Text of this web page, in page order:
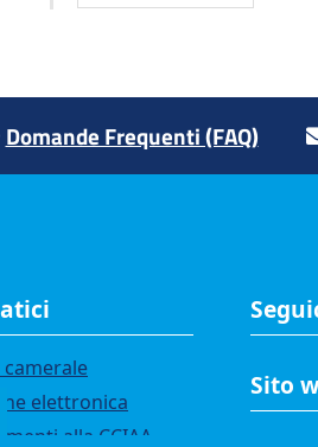
Domande Frequenti (FAQ)
elettronica
alla CCIAA
Sito